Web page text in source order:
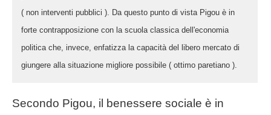
( non interventi pubblici ). Da questo punto di vista Pigou è in
forte contrapposizione con la scuola classica dell'economia
politica che, invece, enfatizza la capacità del libero mercato di
giungere alla situazione migliore possibile ( ottimo paretiano ).
Secondo Pigou, il benessere sociale è in